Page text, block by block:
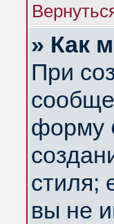
» Как
При
форму
стиля;
вы не